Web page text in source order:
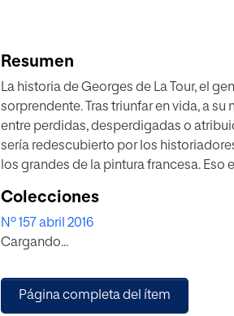
Resumen
La historia de Georges de La Tour, el
sorprendente. Tras triunfar en vida, a
entre perdidas, desperdigadas o
sería redescubierto por los
los grandes de la pintura francesa.
Colecciones
Nº 157 abril 2016
Cargando...
Página completa del ítem